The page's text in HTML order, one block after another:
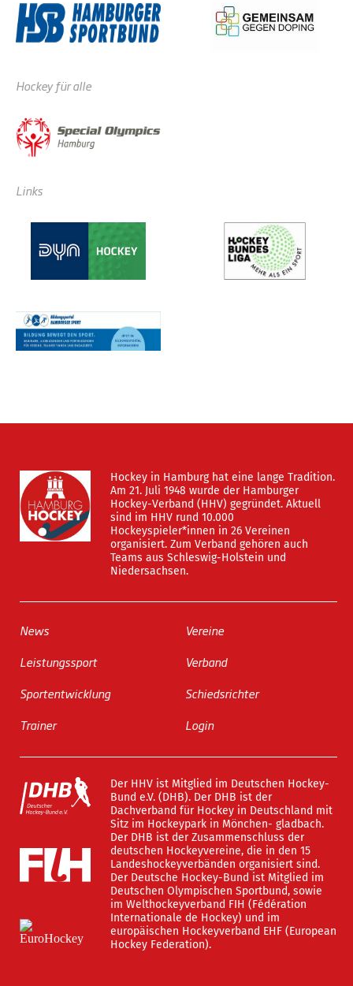
Hockey für alle
Links
Hockey in Hamburg hat eine lange Tradition.
Am 21. Juli 1948 wurde der Hamburger
Hockey-Verband (HHV) gegründet. Aktuell
sind im HHV rund 10.000
Hockeyspieler*innen in 26 Vereinen
organisiert. Zum Verband gehören auch
Teams aus Schleswig-Holstein und
Niedersachsen.
News
Leistungssport
Sportentwicklung
Trainer
Vereine
Verband
Schiedsrichter
Login
Der HHV ist Mitglied im Deutschen Hockey-
Bund e.V. (DHB). Der DHB ist der
Dachverband für Hockey in Deutschland mit
Sitz im Hockeypark in Mönchen- gladbach.
Der DHB ist der Zusammenschluss der
deutschen Hockeyvereine, die in den 15
Landeshockeyverbänden organisiert sind.
Der Deutsche Hockey-Bund ist Mitglied im
Deutschen Olympischen Sportbund, sowie
im Welthockeyverband FIH (Fédération
Internationale de Hockey) und im
europäischen Hockeyverband EHF (European
Hockey Federation).